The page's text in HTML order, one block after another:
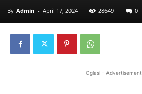
By Admin - April 17, 2024 28649 0
Oglasi - Advertisement